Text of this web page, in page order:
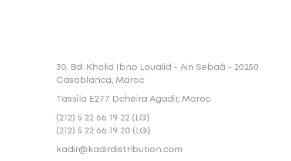
30, Bd. Khalid Ibno Loualid - Ain Sebaâ - 20250
Casablanca, Maroc
Tassila E277 Dcheira Agadir, Maroc
(212) 5 22 66 19 22 (LG)
(212) 5 22 66 19 20 (LG)
kadir@kadirdistribution.com